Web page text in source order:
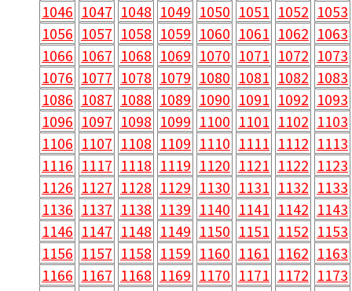
1046 1047 1048 1049 1050 1051 1052 1053
1056 1057 1058 1059 1060 1061 1062 1063
1066 1067 1068 1069 1070 1071 1072 1073
1076 1077 1078 1079 1080 1081 1082 1083
1086 1087 1088 1089 1090 1091 1092 1093
1096 1097 1098 1099 1100 1101 1102 1103
1106 1107 1108 1109 1110 1111 1112 1113
1116 1117 1118 1119 1120 1121 1122 1123
1126 1127 1128 1129 1130 1131 1132 1133
1136 1137 1138 1139 1140 1141 1142 1143
1146 1147 1148 1149 1150 1151 1152 1153
1156 1157 1158 1159 1160 1161 1162 1163
1166 1167 1168 1169 1170 1171 1172 1173